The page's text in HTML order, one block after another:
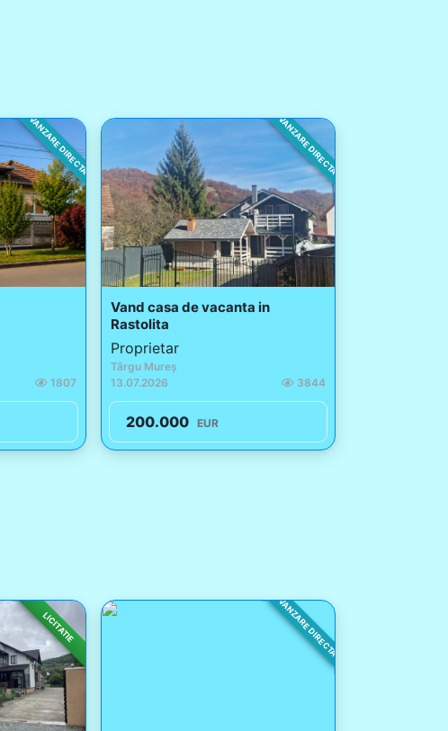
VANZARE DIRECTA
1807
VANZARE DIRECTA
Vand casa de vacanta in
Rastolita
Proprietar
Târgu Mureș
13.07.2026
3844
200.000 EUR
LICITATIE VANZARE DIRECTA